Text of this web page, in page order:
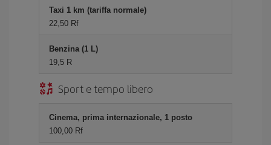
Taxi 1 km (tariffa normale)
22,50 Rf
Benzina (1 L)
19,5 R
Sport e tempo libero
Cinema, prima internazionale, 1 posto
100,00 Rf